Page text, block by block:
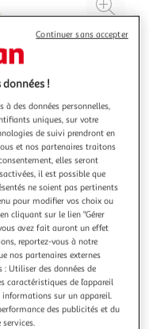
à
Illustration
suivante
Cristaux scintillants
scintillants Acier
60x50mmDimensions
: clip
!
à des données personnelles,
uniques, sur votre
de suivi prendront en
et nos partenaires traitons
elles seront
il est possible que
ne soient pas pertinents
pour modifier vos choix ou
cliquant sur le lien "Gérer
avez fait auront un effet
reportez-vous à notre
nos partenaires externes
Utiliser des données de
caractéristiques de l’appareil
informations sur un appareil.
des publicités et du
services.
Continuer sans accepter